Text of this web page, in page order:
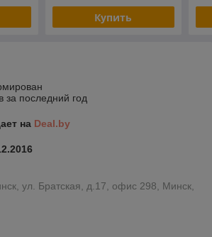
Купить
за последний год
на Deal.by
ул. Братская, д.17, офис 298, Минск,